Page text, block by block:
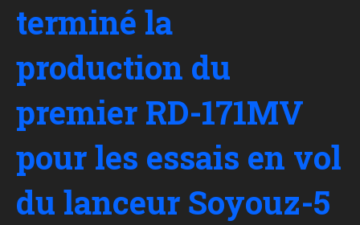
terminé la
production du
premier RD-171MV
pour les essais en vol
du lanceur Soyouz-5